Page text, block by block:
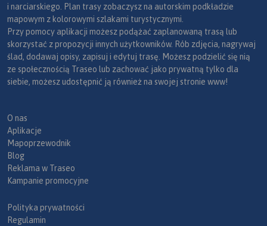
i narciarskiego. Plan trasy zobaczysz na autorskim podkładzie
mapowym z kolorowymi szlakami turystycznymi.
Przy pomocy aplikacji możesz podążać zaplanowaną trasą lub
skorzystać z propozycji innych użytkowników. Rób zdjęcia, nagrywaj
ślad, dodawaj opisy, zapisuj i edytuj trasę. Możesz podzielić się nią
ze społecznością Traseo lub zachować jako prywatną tylko dla
siebie, możesz udostępnić ją również na swojej stronie www!
O nas
Aplikacje
Mapoprzewodnik
Blog
Reklama w Traseo
Kampanie promocyjne
Polityka prywatności
Regulamin